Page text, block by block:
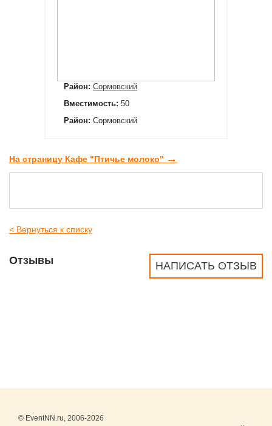
Район: Сормовский
Вместимость: 50
Район: Сормовский
На страницу Кафе "Птичье молоко" →
< Вернуться к списку
НАПИСАТЬ ОТЗЫВ
Отзывы
© EventNN.ru, 2006-2026